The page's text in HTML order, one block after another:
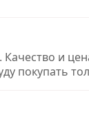
и
покупать